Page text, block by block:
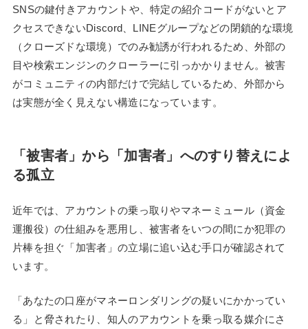
SNSの鍵付きアカウントや、特定の紹介コードがないとア
クセスできないDiscord、LINEグループなどの閉鎖的な環境
（クローズドな環境）でのみ勧誘が行われるため、外部の
目や検索エンジンのクローラーに引っかかりません。被害
がコミュニティの内部だけで完結しているため、外部から
は実態が全く見えない構造になっています。
「被害者」から「加害者」へのすり替えによ
る孤立
近年では、アカウントの乗っ取りやマネーミュール（資金
運搬役）の仕組みを悪用し、被害者をいつの間にか犯罪の
片棒を担ぐ「加害者」の立場に追い込む手口が確認されて
います。
「あなたの口座がマネーロンダリングの疑いにかかってい
る」と脅されたり、知人のアカウントを乗っ取る媒介にさ